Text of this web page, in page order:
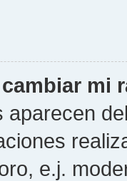
mi
aparecen
e.j.